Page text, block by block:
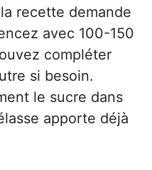
recette demande
avec 100-150
compléter
si besoin.
le sucre dans
apporte déjà